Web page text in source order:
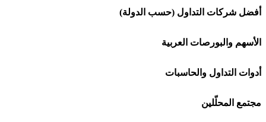
شركة Capital.com
افاتريد AvaTrade
اكسنس Exness
منصة بينانس
أفضل شركات التداول (حسب الدولة)
شركات تداول في السعودية
شركات تداول في الإمارات
شركات تداول في الكويت
الأسهم والبورصات العربية
🌍 كل البورصات العربية
🇸🇦 السوق السعودية
أدوات التداول والحاسبات
🕌 حاسبة الزكاة
مجتمع المحلّلين